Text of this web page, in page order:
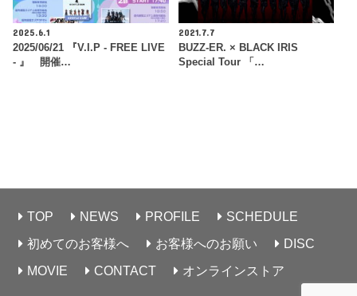
2025.6.1
2025/06/21 『V.I.P - FREE LIVE
- 』 開催…
2021.7.7
BUZZ-ER. × BLACK IRIS
Special Tour 「…
TOP NEWS PROFILE
SCHEDULE
初めてのお客様へ
お客様へのお願い
DISC
MOVIE
CONTACT オンラインストア